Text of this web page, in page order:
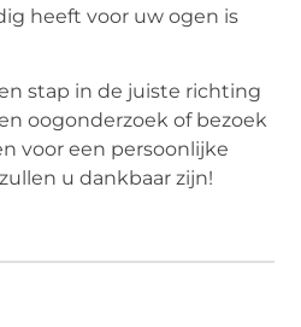
heeft voor uw ogen is
stap in de juiste richting
oogonderzoek of bezoek
voor een persoonlijke
u dankbaar zijn!